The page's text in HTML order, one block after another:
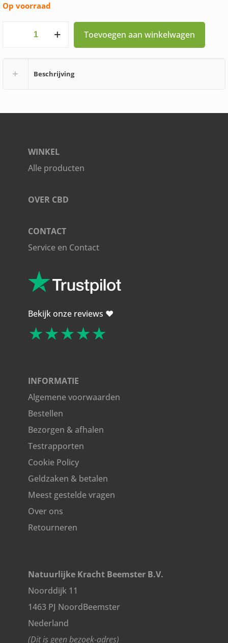
Op voorraad
gummies
aantal
Toevoegen aan winkelwagen
Beschrijving
WINKEL
Alle producten
OVER CBD
CONTACT
Service en Contact
Bekijk onze reviews ❤️
★★★★★
INFORMATIE
Algemene voorwaarden
Bestellen
Bezorgen & afhalen
Testrapporten
Cookie Policy
Geldzaken & betalen
Meest gestelde vragen
Over ons
Retourneren
Natuurlijke Kracht Beemster B.V.
Noorddijk 11
1463 PJ NoordBeemster
Nederland
(Dit is geen bezoek-adres)